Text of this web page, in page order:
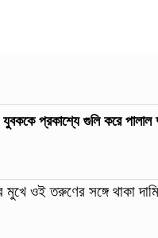
যুবককে প্রকাশ্যে গুলি করে পালাল
মুখে ওই তরুণের সঙ্গে থাকা